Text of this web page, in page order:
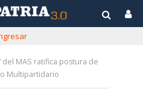
del MAS ratifica postura de
Multipartidario